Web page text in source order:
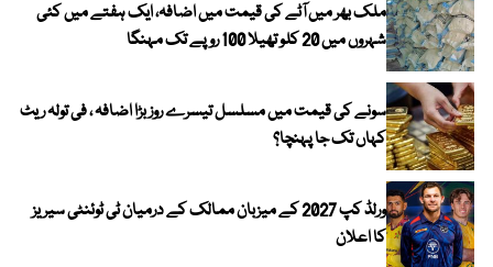
ملک بھر میں آٹے کی قیمت میں اضافہ، ایک ہفتے میں کئی
شہروں میں 20 کلو تھیلا 100 روپے تک مہنگا
سونے کی قیمت میں مسلسل تیسرے روز بڑا اضافہ ، فی تولہ ریٹ
کہاں تک جا پہنچا؟
ورلڈ کپ 2027 کے میزبان ممالک کے درمیان ٹی ٹوئنٹی سیریز
کا اعلان